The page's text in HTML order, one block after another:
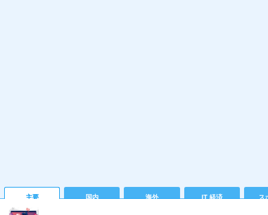
主要 国内 海外 IT 経済 ス